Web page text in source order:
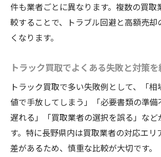
件も業者ごとに異なります。複数の買取
較することで、トラブル回避と高額売却
くなります。
トラック買取でよくある失敗と対策
トラック買取で多い失敗例として、「
値で手放してしまう」「必要書類の準備
遅れる」「買取業者の選択を誤る」など
す。特に長野県内は買取業者の対応エリ
差があるため、慎重な比較が大切です。